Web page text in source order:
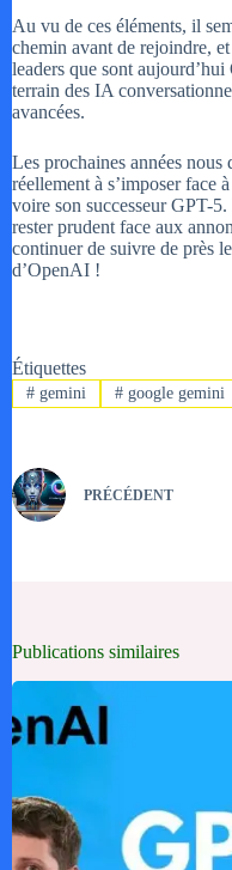
Au vu de ces éléments, il
chemin avant de rejoindre,
leaders que sont
terrain des IA
avancées.
Les prochaines années
réellement à s’imposer face
voire son successeur GPT-
rester prudent face aux
continuer de suivre de près
d’OpenAI !
Étiquettes
#gemini #google gemini
PRÉCÉDENT
Publications similaires